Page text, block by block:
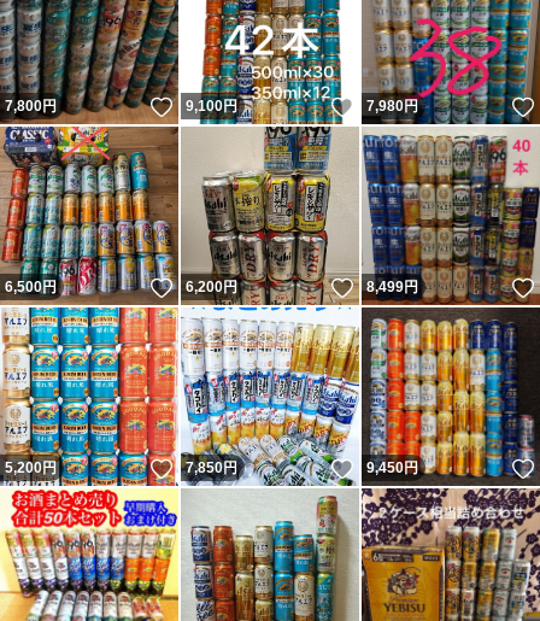
7,800円 いいね！
9,100円 いいね！
7,980円
6,500円 いいね！
6,200円 いいね！
8,499円
5,200円 いいね！
7,850円 いいね！
9,450円